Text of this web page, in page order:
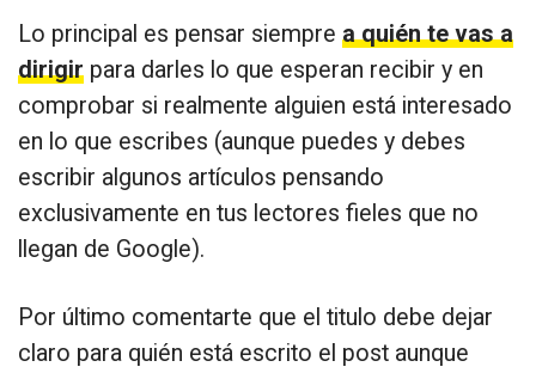
Lo principal es pensar siempre a quién te vas a
dirigir para darles lo que esperan recibir y en
comprobar si realmente alguien está interesado
en lo que escribes (aunque puedes y debes
escribir algunos artículos pensando
exclusivamente en tus lectores fieles que no
llegan de Google).
Por último comentarte que el titulo debe dejar
claro para quién está escrito el post aunque